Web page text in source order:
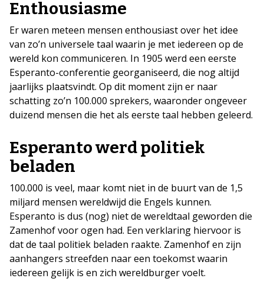
Enthousiasme
Er waren meteen mensen enthousiast over het idee
van zo’n universele taal waarin je met iedereen op de
wereld kon communiceren. In 1905 werd een eerste
Esperanto-conferentie georganiseerd, die nog altijd
jaarlijks plaatsvindt. Op dit moment zijn er naar
schatting zo’n 100.000 sprekers, waaronder ongeveer
duizend mensen die het als eerste taal hebben geleerd.
Esperanto werd politiek
beladen
100.000 is veel, maar komt niet in de buurt van de 1,5
miljard mensen wereldwijd die Engels kunnen.
Esperanto is dus (nog) niet de wereldtaal geworden die
Zamenhof voor ogen had. Een verklaring hiervoor is
dat de taal politiek beladen raakte. Zamenhof en zijn
aanhangers streefden naar een toekomst waarin
iedereen gelijk is en zich wereldburger voelt.